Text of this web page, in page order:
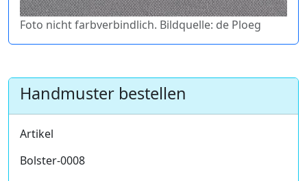
Foto nicht farbverbindlich. Bildquelle: de Ploeg
Handmuster bestellen
Artikel
Bolster-0008